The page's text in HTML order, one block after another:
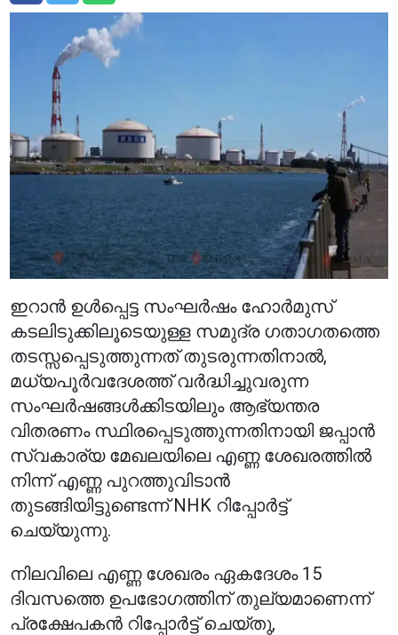
ഇറാൻ ഉൾപ്പെട്ട സംഘർഷം ഹോർമുസ്
കടലിടുക്കിലൂടെയുള്ള സമുദ്ര ഗതാഗതത്തെ
തടസ്സപ്പെടുത്തുന്നത് തുടരുന്നതിനാൽ,
മധ്യപൂർവദേശത്ത് വർദ്ധിച്ചുവരുന്ന
സംഘർഷങ്ങൾക്കിടയിലും ആഭ്യന്തര
വിതരണം സ്ഥിരപ്പെടുത്തുന്നതിനായി ജപ്പാൻ
സ്വകാര്യ മേഖലയിലെ എണ്ണ ശേഖരത്തിൽ
നിന്ന് എണ്ണ പുറത്തുവിടാൻ
തുടങ്ങിയിട്ടുണ്ടെന്ന് NHK റിപ്പോർട്ട്
ചെയ്യുന്നു.
നിലവിലെ എണ്ണ ശേഖരം ഏകദേശം 15
ദിവസത്തെ ഉപഭോഗത്തിന് തുല്യമാണെന്ന്
പ്രക്ഷേപകൻ റിപ്പോർട്ട് ചെയ്തു,